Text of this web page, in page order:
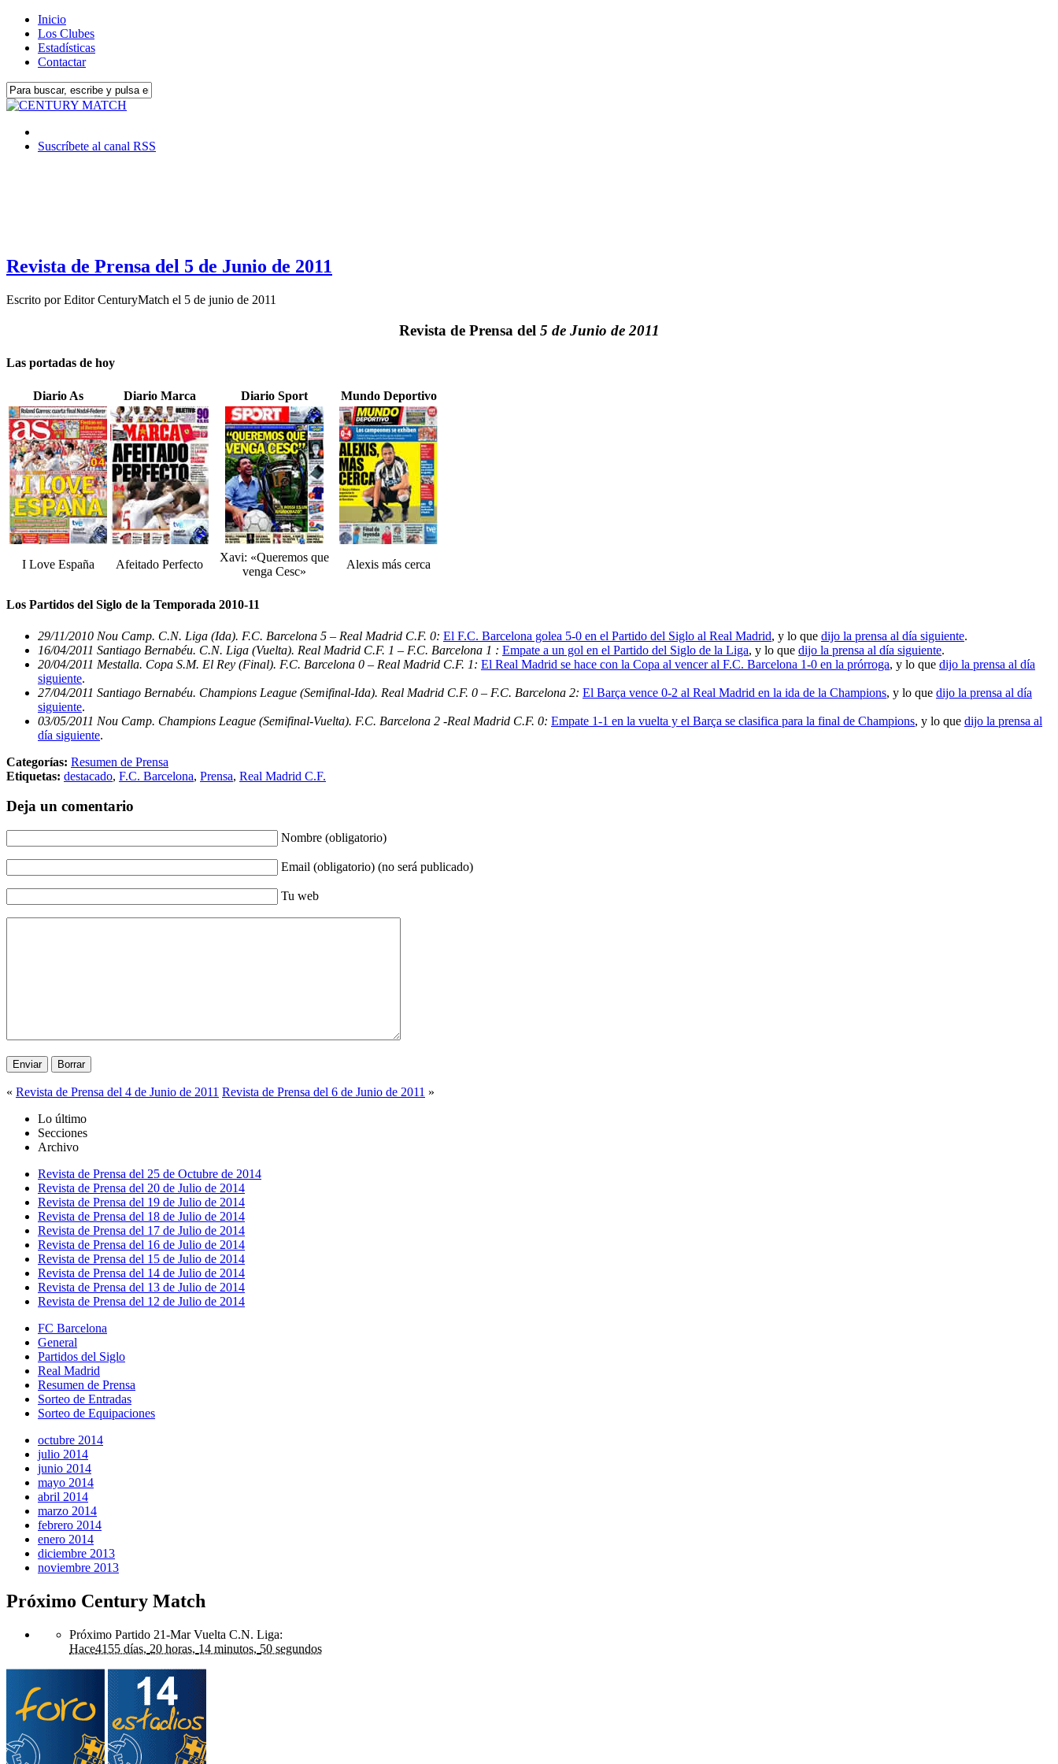
Inicio
Los Clubes
Estadísticas
Contactar
Suscríbete al canal RSS
Revista de Prensa del 5 de Junio de 2011
Escrito porEditor CenturyMatch el 5 de junio de 2011
Revista de Prensa del 5 de Junio de 2011
Las portadas de hoy
Diario As Diario Marca Diario Sport Mundo Deportivo
I Love España Afeitado Perfecto
Xavi: «Queremos que
venga Cesc»
Alexis más cerca
Los Partidos del Siglo de la Temporada 2010-11
29/11/2010 Nou Camp. C.N. Liga (Ida). F.C. Barcelona 5 – Real Madrid C.F. 0: El F.C. Barcelona golea 5-0 en el Partido del Siglo al Real Madrid, y lo que dijo la prensa al día siguiente.
16/04/2011 Santiago Bernabéu. C.N. Liga (Vuelta). Real Madrid C.F. 1 – F.C. Barcelona 1 : Empate a un gol en el Partido del Siglo de la Liga, y lo que dijo la prensa al día siguiente.
20/04/2011 Mestalla. Copa S.M. El Rey (Final). F.C. Barcelona 0 – Real Madrid C.F. 1: El Real Madrid se hace con la Copa al vencer al F.C. Barcelona 1-0 en la prórroga, y lo que dijo la prensa al día
siguiente.
27/04/2011 Santiago Bernabéu. Champions League (Semifinal-Ida). Real Madrid C.F. 0 – F.C. Barcelona 2: El Barça vence 0-2 al Real Madrid en la ida de la Champions, y lo que dijo la prensa al día
siguiente.
03/05/2011 Nou Camp. Champions League (Semifinal-Vuelta). F.C. Barcelona 2 -Real Madrid C.F. 0: Empate 1-1 en la vuelta y el Barça se clasifica para la final de Champions, y lo que dijo la prensa al
día siguiente.
Categorías: Resumen de Prensa
Etiquetas: destacado, F.C. Barcelona, Prensa, Real Madrid C.F.
Deja un comentario
Nombre (obligatorio)
Email (obligatorio) (no será publicado)
Tu web
« Revista de Prensa del 4 de Junio de 2011 Revista de Prensa del 6 de Junio de 2011 »
Lo último
Secciones
Archivo
Revista de Prensa del 25 de Octubre de 2014
Revista de Prensa del 20 de Julio de 2014
Revista de Prensa del 19 de Julio de 2014
Revista de Prensa del 18 de Julio de 2014
Revista de Prensa del 17 de Julio de 2014
Revista de Prensa del 16 de Julio de 2014
Revista de Prensa del 15 de Julio de 2014
Revista de Prensa del 14 de Julio de 2014
Revista de Prensa del 13 de Julio de 2014
Revista de Prensa del 12 de Julio de 2014
FC Barcelona
General
Partidos del Siglo
Real Madrid
Resumen de Prensa
Sorteo de Entradas
Sorteo de Equipaciones
octubre 2014
julio 2014
junio 2014
mayo 2014
abril 2014
marzo 2014
febrero 2014
enero 2014
diciembre 2013
noviembre 2013
Próximo Century Match
Próximo Partido 21-Mar Vuelta C.N. Liga:
Hace4155 días, 20 horas, 14 minutos, 50 segundos